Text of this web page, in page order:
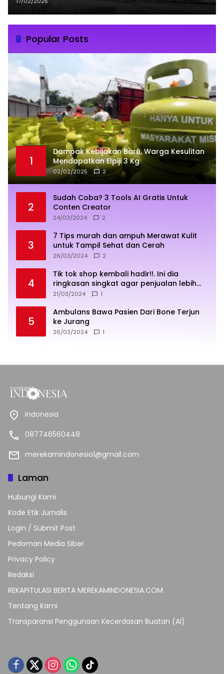
Popular Posts
1
Dampak Kebijakan Baru, Warga Kesulitan
Mendapatkan Elpiji 3 Kg
02/02/2025 2
2
Sudah Coba? 3 Tools AI Gratis Untuk
Conten Creator
24/03/2024 2
3
7 Tips murah dan ampuh Merawat Kulit
untuk Tampil Sehat dan Cerah
26/03/2024 2
4
Tik tok shop kembali hadir!!. Ini dia
ringkasan singkat agar penjualan lebih
sukses
21/03/2024 1
5
Ambulans Bawa Pasien Dari Bone Terjun
ke Jurang
26/03/2024 1
Indonesia
087746560448
merekamindonesia1@gmail.com
Laman
Hubungi Kami
Kode Etik Jurnalis
Login / Submit Post
Pedoman Media Siber
Privacy Policy
Redaksi
REKAPITULASI BERITA MEREKAMINDONESIA.COM
Tentang Kami
Transparansi Penggunaan Kecerdasan Buatan (AI)